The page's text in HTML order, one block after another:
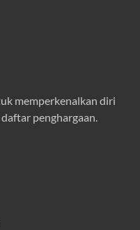
memperkenalkan diri
penghargaan.